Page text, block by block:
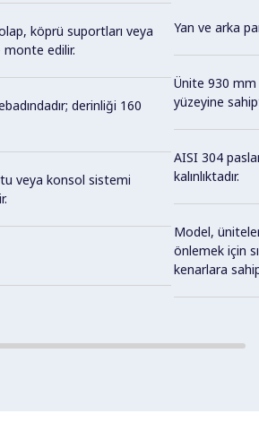
köprü suportları veya
edilir.
derinliği 160
veya konsol sistemi
Yan ve arka
Ünite 930 mm
yüzeyine
AISI 304
kalınlıktadır.
Model,
önlemek için
kenarlara